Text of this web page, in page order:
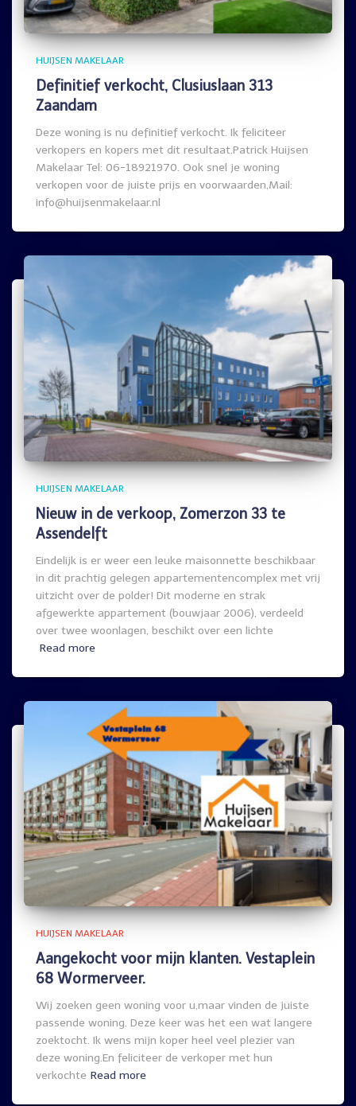
HUIJSEN MAKELAAR
Definitief verkocht, Clusiuslaan 313
Zaandam
Deze woning is nu definitief verkocht. Ik feliciteer
verkopers en kopers met dit resultaat.Patrick Huijsen
Makelaar Tel: 06-18921970. Ook snel je woning
verkopen voor de juiste prijs en voorwaarden,Mail:
info@huijsenmakelaar.nl
HUIJSEN MAKELAAR
Nieuw in de verkoop, Zomerzon 33 te
Assendelft
Eindelijk is er weer een leuke maisonnette beschikbaar
in dit prachtig gelegen appartementencomplex met vrij
uitzicht over de polder! Dit moderne en strak
afgewerkte appartement (bouwjaar 2006), verdeeld
over twee woonlagen, beschikt over een lichte
Read more
HUIJSEN MAKELAAR
Aangekocht voor mijn klanten. Vestaplein
68 Wormerveer.
Wij zoeken geen woning voor u,maar vinden de juiste
passende woning. Deze keer was het een wat langere
zoektocht. Ik wens mijn koper heel veel plezier van
deze woning.En feliciteer de verkoper met hun
verkochte Read more